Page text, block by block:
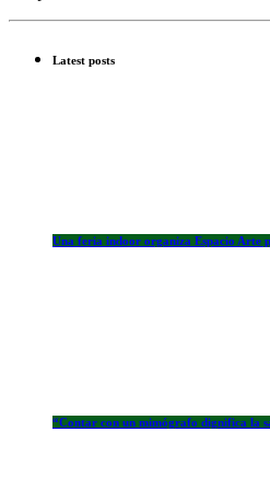
Latest posts
Una feria indoor organiza Espacio Arte
“Contar con un mimógrafo dignifica la